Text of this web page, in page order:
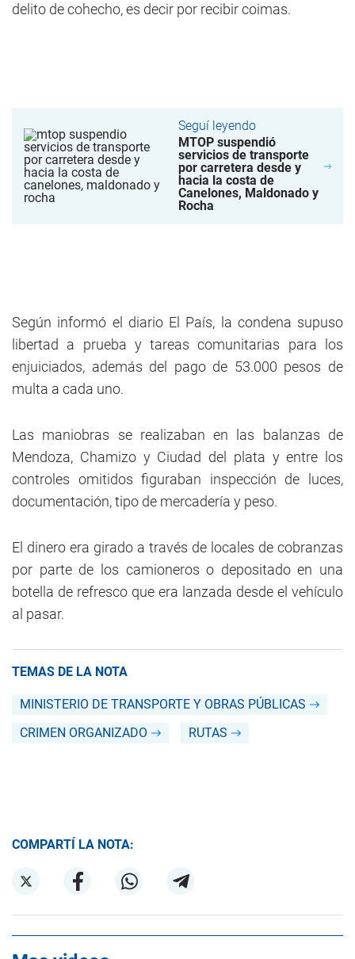
delito de cohecho, es decir por recibir coimas.
Seguí leyendo
MTOP suspendió
servicios de transporte
por carretera desde y
hacia la costa de
Canelones, Maldonado y
Rocha
Según informó el diario El País, la condena supuso
libertad a prueba y tareas comunitarias para los
enjuiciados, además del pago de 53.000 pesos de
multa a cada uno.
Las maniobras se realizaban en las balanzas de
Mendoza, Chamizo y Ciudad del plata y entre los
controles omitidos figuraban inspección de luces,
documentación, tipo de mercadería y peso.
El dinero era girado a través de locales de cobranzas
por parte de los camioneros o depositado en una
botella de refresco que era lanzada desde el vehículo
al pasar.
TEMAS DE LA NOTA
MINISTERIO DE TRANSPORTE Y OBRAS PÚBLICAS
CRIMEN ORGANIZADO
RUTAS
COMPARTÍ LA NOTA: